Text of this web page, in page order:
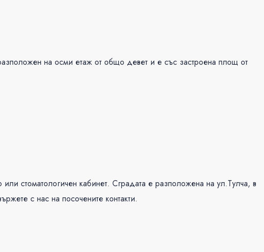
на осми етаж от общо девет и е със застроена площ от
стоматологичен кабинет. Сградата е разположена на ул.Тулча, в
с нас на посочените контакти.